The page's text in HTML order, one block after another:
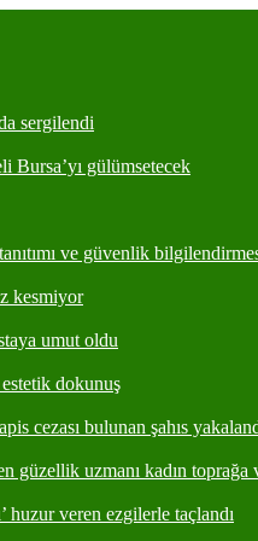
sergilendi
Bursa’yı gülümsetecek
ve güvenlik
kesmiyor
umut oldu
dokunuş
cezası bulunan şahıs
güzellik uzmanı kadın toprağa
huzur veren ezgilerle taçlandı